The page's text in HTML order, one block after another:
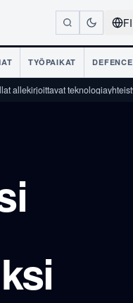
FI
TYÖPAIKAT